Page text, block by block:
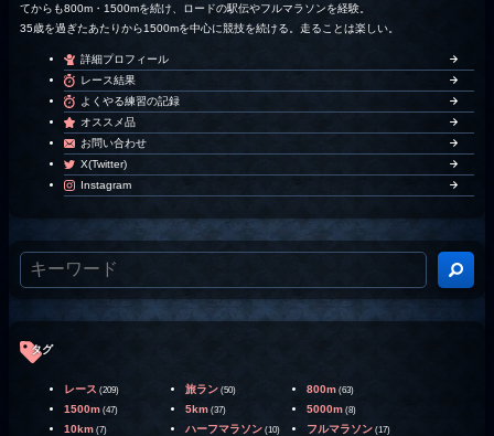
てからも800m・1500mを続け、ロードの駅伝やフルマラソンを経験。
35歳を過ぎたあたりから1500mを中心に競技を続ける。走ることは楽しい。
詳細プロフィール
レース結果
よくやる練習の記録
オススメ品
お問い合わせ
X(Twitter)
Instagram
タグ
レース (209) 旅ラン (50) 800m (63)
1500m (47) 5km (37) 5000m (8)
10km (7) ハーフマラソン (10) フルマラソン (17)